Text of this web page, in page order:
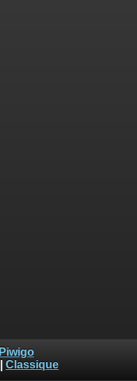
Piwigo
Classique